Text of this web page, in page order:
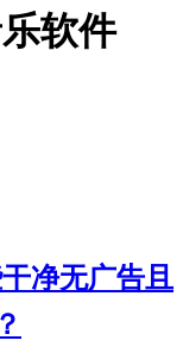
软件
净无广告且